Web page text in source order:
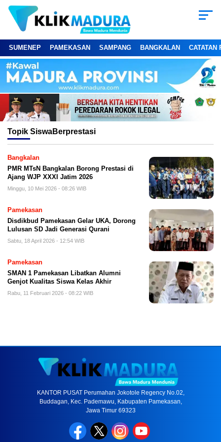
SUMENEP PAMEKASAN SAMPANG BANGKALAN CATATAN
Topik SiswaBerprestasi
Bangkalan
PMR MTsN Bangkalan Borong Prestasi di
Ajang WJP XXXI Jatim 2026
Minggu, 10 Mei 2026 - 08:26 WIB
Pamekasan
Disdikbud Pamekasan Gelar UKA, Dorong
Lulusan SD Jadi Generasi Qurani
Sabtu, 18 April 2026 - 12:54 WIB
Pamekasan
SMAN 1 Pamekasan Libatkan Alumni
Genjot Kualitas Siswa Kelas Akhir
Rabu, 11 Februari 2026 - 08:22 WIB
KANTOR PUSAT Perumahan Jokotole Regency No.02,
Buddagan, Kec. Pademawu, Kabupaten Pamekasan,
Jawa Timur 69323